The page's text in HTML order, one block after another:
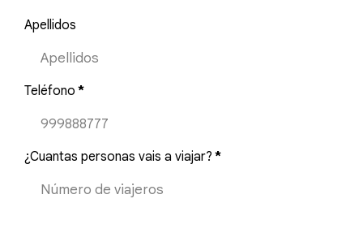
Apellidos
Teléfono *
¿Cuantas personas vais a viajar? *